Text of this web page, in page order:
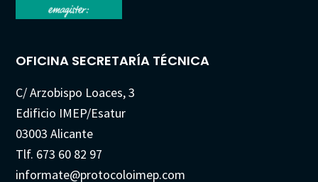
OFICINA SECRETARÍA TÉCNICA
C/ Arzobispo Loaces, 3
Edificio IMEP/Esatur
03003 Alicante
Tlf. 673 60 82 97
informate@protocoloimep.com